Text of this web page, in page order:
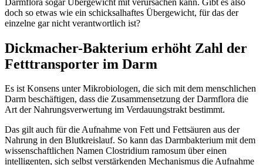
doch so etwas wie ein schicksalhaftes Übergewicht, für das der
einzelne gar nicht verantwortlich ist?
Dickmacher-Bakterium erhöht Zahl der
Fetttransporter im Darm
Es ist Konsens unter Mikrobiologen, die sich mit dem menschlichen
Darm beschäftigen, dass die Zusammensetzung der Darmflora die
Art der Nahrungsverwertung im Verdauungstrakt bestimmt.
Das gilt auch für die Aufnahme von Fett und Fettsäuren aus der
Nahrung in den Blutkreislauf. So kann das Darmbakterium mit dem
wissenschaftlichen Namen Clostridium ramosum über einen
intelligenten, sich selbst verstärkenden Mechanismus die Aufnahme